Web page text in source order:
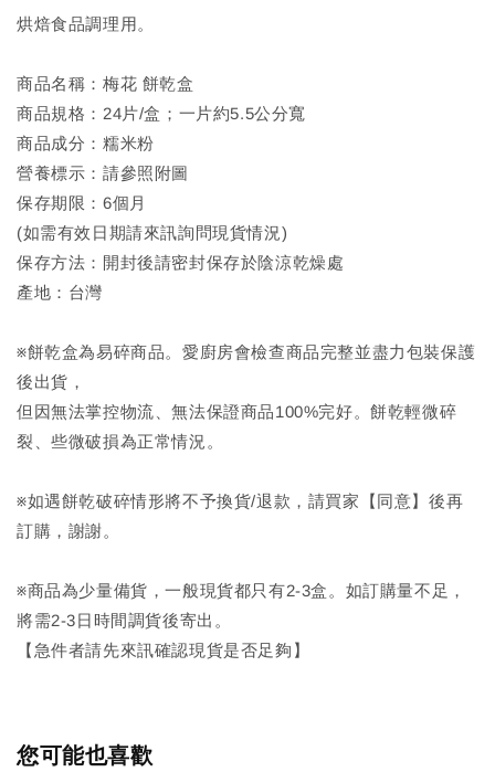
烘焙食品調理用。
商品名稱：梅花 餅乾盒
商品規格：24片/盒；一片約5.5公分寬
商品成分：糯米粉
營養標示：請參照附圖
保存期限：6個月
(如需有效日期請來訊詢問現貨情況)
保存方法：開封後請密封保存於陰涼乾燥處
產地：台灣
※餅乾盒為易碎商品。愛廚房會檢查商品完整並盡力包裝保護
後出貨，
但因無法掌控物流、無法保證商品100%完好。餅乾輕微碎
裂、些微破損為正常情況。
※如遇餅乾破碎情形將不予換貨/退款，請買家【同意】後再
訂購，謝謝。
※商品為少量備貨，一般現貨都只有2-3盒。如訂購量不足，
將需2-3日時間調貨後寄出。
【急件者請先來訊確認現貨是否足夠】
您可能也喜歡